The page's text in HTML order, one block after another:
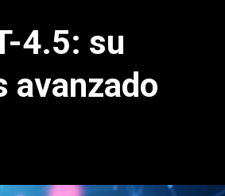
4.5: su
avanzado